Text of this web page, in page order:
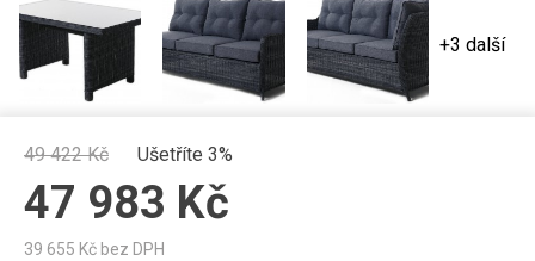
+3 další
49 422Kč Ušetříte 3%
47 983 Kč
39 655 Kč bez DPH